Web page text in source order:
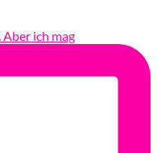
Aber ich mag